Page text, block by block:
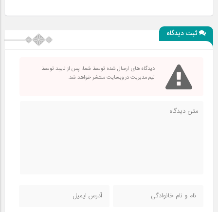
ثبت دیدگاه
دیدگاه های ارسال شده توسط شما، پس از تایید توسط
تیم مدیریت در وبسایت منتشر خواهد شد.